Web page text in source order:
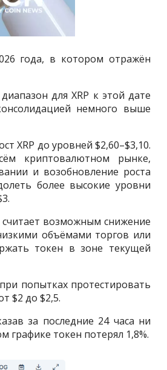
года, в котором отражён
для XRP к этой дате
немного выше
XRP до уровней $2,60–$3,10.
криптовалютном рынке,
и возобновление роста
более высокие уровни
возможным снижение
объёмами торгов или
токен в зоне текущей
попытках протестировать
$2 до $2,5.
за последние 24 часа ни
токен потерял 1,8%.